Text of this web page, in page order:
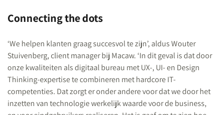
Connecting the dots
‘We helpen klanten graag succesvol te zijn’, aldus Wouter
Stuivenberg, client manager bij Macaw. ‘In dit geval is dat door
onze kwaliteiten als digitaal bureau met UX-, UI- en Design
Thinking-expertise te combineren met hardcore IT-
competenties. Dat zorgt er onder andere voor dat we door het
inzetten van technologie werkelijk waarde voor de business,